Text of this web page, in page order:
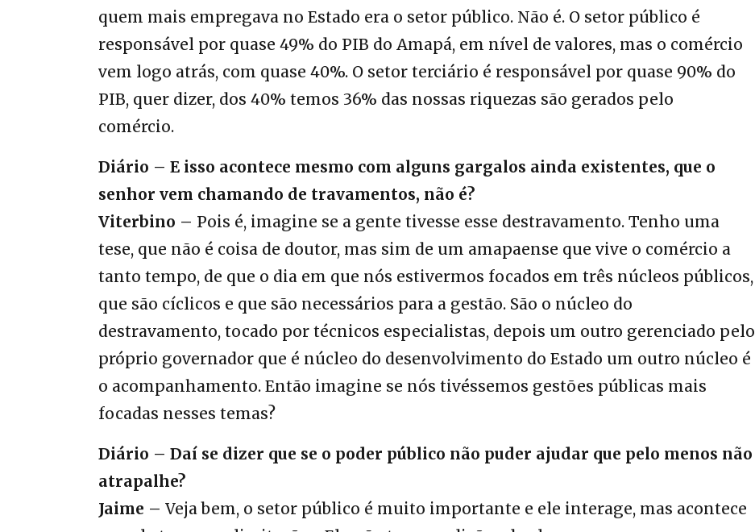
quem mais empregava no Estado era o setor público. Não é. O setor público é
responsável por quase 49% do PIB do Amapá, em nível de valores, mas o comércio
vem logo atrás, com quase 40%. O setor terciário é responsável por quase 90% do
PIB, quer dizer, dos 40% temos 36% das nossas riquezas são gerados pelo
comércio.
Diário – E isso acontece mesmo com alguns gargalos ainda existentes, que o
senhor vem chamando de travamentos, não é?
Viterbino – Pois é, imagine se a gente tivesse esse destravamento. Tenho uma
tese, que não é coisa de doutor, mas sim de um amapaense que vive o comércio a
tanto tempo, de que o dia em que nós estivermos focados em três núcleos públicos,
que são cíclicos e que são necessários para a gestão. São o núcleo do
destravamento, tocado por técnicos especialistas, depois um outro gerenciado pelo
próprio governador que é núcleo do desenvolvimento do Estado um outro núcleo é
o acompanhamento. Então imagine se nós tivéssemos gestões públicas mais
focadas nesses temas?
Diário – Daí se dizer que se o poder público não puder ajudar que pelo menos não
atrapalhe?
Jaime – Veja bem, o setor público é muito importante e ele interage, mas acontece